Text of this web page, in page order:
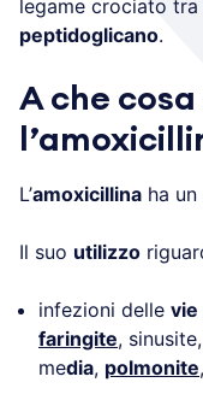
legame crociato tra
peptidoglicano.
A che
L’amoxicillina ha
Il suo utilizzo
infezioni delle vie
faringite, sinusite,
media, polmonite